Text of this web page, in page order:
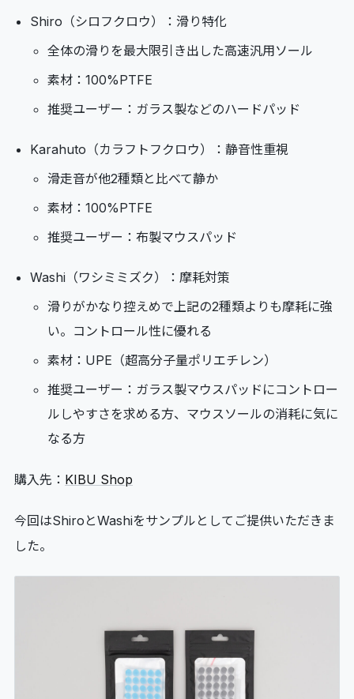
Shiro（シロフクロウ）：滑り特化
全体の滑りを最大限引き出した高速汎用ソール
素材：100%PTFE
推奨ユーザー：ガラス製などのハードパッド
Karahuto（カラフトフクロウ）：静音性重視
滑走音が他2種類と比べて静か
素材：100%PTFE
推奨ユーザー：布製マウスパッド
Washi（ワシミミズク）：摩耗対策
滑りがかなり控えめで上記の2種類よりも摩耗に強
い。コントロール性に優れる
素材：UPE（超高分子量ポリエチレン）
推奨ユーザー：ガラス製マウスパッドにコントロー
ルしやすさを求める方、マウスソールの消耗に気に
なる方
購入先： KIBU Shop
今回はShiroとWashiをサンプルとしてご提供いただきま
した。